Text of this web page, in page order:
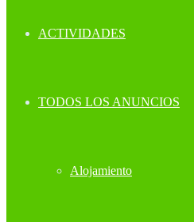
ACTIVIDADES
TODOS LOS ANUNCIOS
Alojamiento